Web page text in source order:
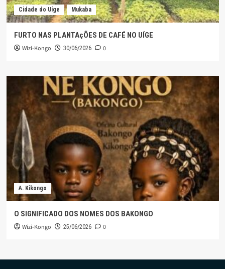
Cidade do Uíge Mukaba
FURTO NAS PLANTAçÕES DE CAFÉ NO UÍGE
Wizi-Kongo 30/06/2026 0
A. Kikongo
O SIGNIFICADO DOS NOMES DOS BAKONGO
Wizi-Kongo 25/06/2026 0